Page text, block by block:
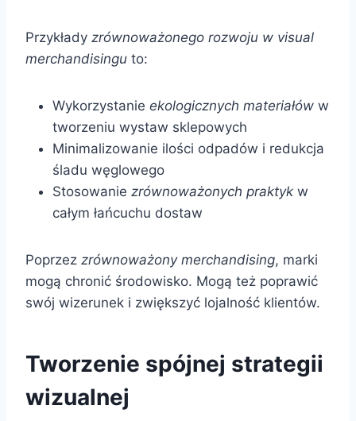
Przykłady zrównoważonego rozwoju w visual
merchandisingu to:
Wykorzystanie ekologicznych materiałów w
tworzeniu wystaw sklepowych
Minimalizowanie ilości odpadów i redukcja
śladu węglowego
Stosowanie zrównoważonych praktyk w
całym łańcuchu dostaw
Poprzez zrównoważony merchandising, marki
mogą chronić środowisko. Mogą też poprawić
swój wizerunek i zwiększyć lojalność klientów.
Tworzenie spójnej strategii
wizualnej